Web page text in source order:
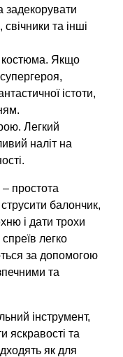
свічники та інші
костюма. Якщо
істоти,
Легкий
наліт на
простота
балончик,
і дати трохи
легко
за допомогою
та
інструмент,
яскравості та
як для